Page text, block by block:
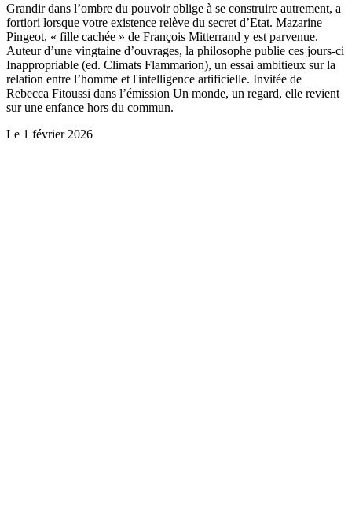
Grandir dans l’ombre du pouvoir oblige à se construire autrement, a
fortiori lorsque votre existence relève du secret d’Etat. Mazarine
Pingeot, « fille cachée » de François Mitterrand y est parvenue.
Auteur d’une vingtaine d’ouvrages, la philosophe publie ces jours-ci
Inappropriable (ed. Climats Flammarion), un essai ambitieux sur la
relation entre l’homme et l'intelligence artificielle. Invitée de
Rebecca Fitoussi dans l’émission Un monde, un regard, elle revient
sur une enfance hors du commun.
Le 1 février 2026